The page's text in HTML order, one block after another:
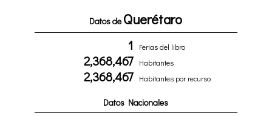
Datos de Querétaro
1 Ferias del libro
2,368,467 Habitantes
2,368,467 Habitantes por recurso
Datos Nacionales